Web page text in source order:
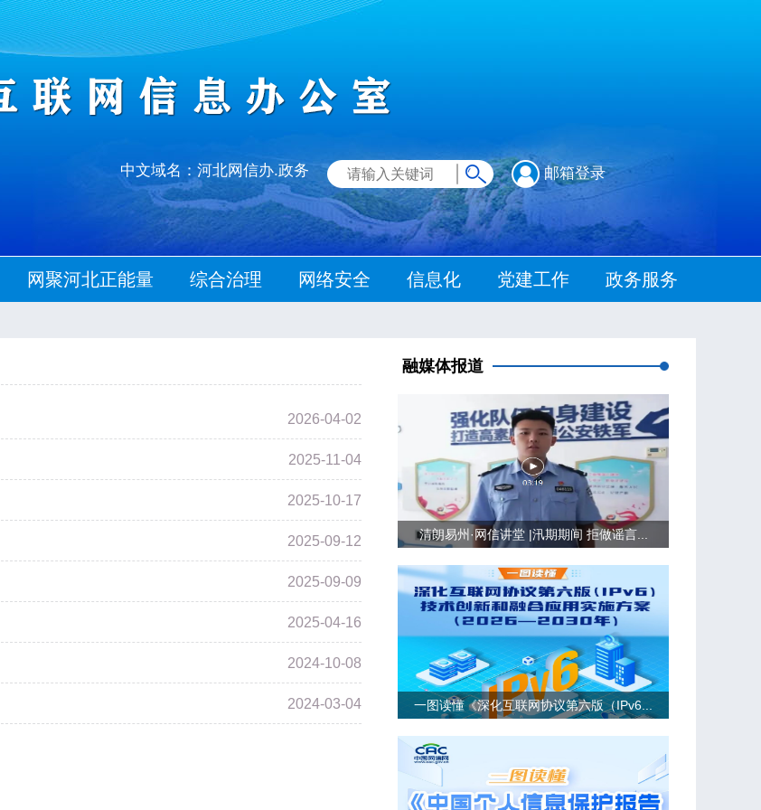
中文域名：河北网信办.政务 邮箱登录
网聚河北正能量 综合治理 网络安全 信息化 党建工作 政务服务
2026-04-02
2025-11-04
2025-10-17
2025-09-12
2025-09-09
2025-04-16
2024-10-08
2024-03-04
融媒体报道
清朗易州·网信讲堂 |汛期期间 拒做谣言...
一图读懂《深化互联网协议第六版（IPv6...